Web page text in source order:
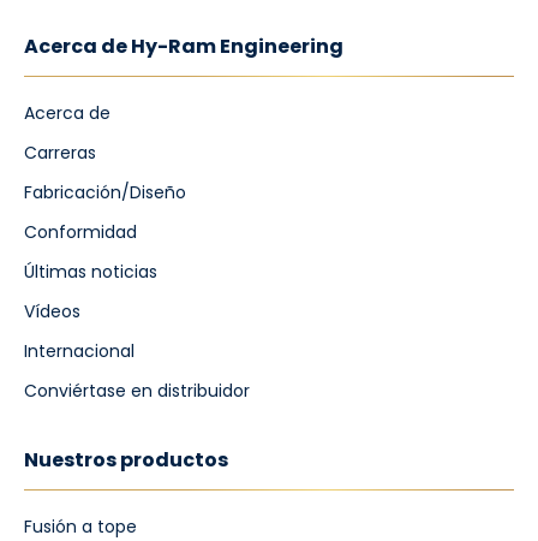
Acerca de Hy-Ram Engineering
Acerca de
Carreras
Fabricación/Diseño
Conformidad
Últimas noticias
Vídeos
Internacional
Conviértase en distribuidor
Nuestros productos
Fusión a tope